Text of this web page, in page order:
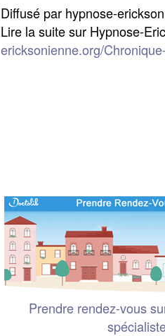
Diffusé par hypnose-
Lire la suite sur Hypnose-
ericksonienne.org/
Prendre rendez-vous